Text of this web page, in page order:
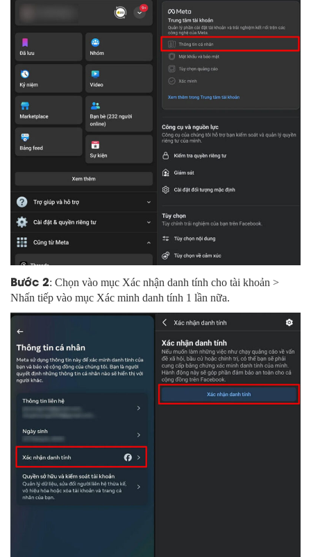
Bước 2: Chọn vào mục Xác nhận danh tính cho tài khoản >
Nhấn tiếp vào mục Xác minh danh tính 1 lần nữa.